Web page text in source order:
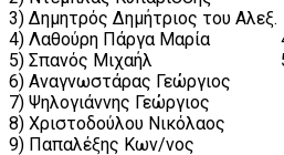
3) Δημητρός Δημήτριος του
4) Λαθούρη Πάργα Μαρία 4)
5) Σπανός Μιχαήλ 5)
6) Αναγνωστάρας Γεώργιος
7) Ψηλογιάννης Γεώργιος 7)
8) Χριστοδούλου Νικόλαος
9) Παπαλέξης Κων/νος 9)